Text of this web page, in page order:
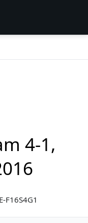
4-1,
F16S4G1